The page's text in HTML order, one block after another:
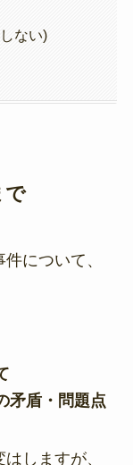
ない)
で
について、
矛盾・問題点
しますが、